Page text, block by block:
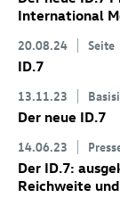
International
20.08.24 Seite
ID.7
13.11.23
Der neue ID.7
14.06.23
Der ID.7:
Reichweite